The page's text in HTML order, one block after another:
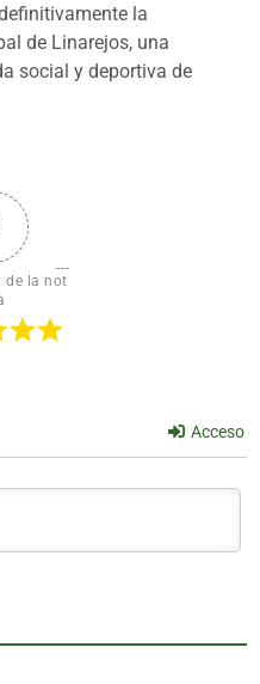
la
de Linarejos, una
social y deportiva de
de la not
Acceso